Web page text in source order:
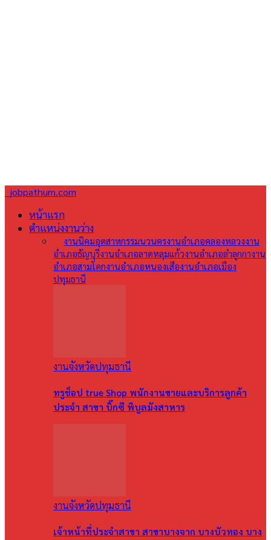
jobpathum.com
หน้าแรก
ตำแหน่งงานว่าง
งานนิคมอุตสาหกรรมนวนครงานอำเภอคลองหลวงงาน
อำเภอธัญบุรีงานอำเภอลาดหลุมแก้วงานอำเภอลำลูกกางาน
อำเภอสามโคกงานอำเภอหนองเสืองานอำเภอเมือง
ปทุมธานี
งานจังหวัดปทุมธานี
ทรูช็อป true Shop พนักงานขายและบริการลูกค้า
ประจำ สาขา บิ๊กซี พิบูลมังสาหาร
งานจังหวัดปทุมธานี
เจ้าหน้าที่ประจำสาขา สาขาบางจาก บางบัวทอง บาง